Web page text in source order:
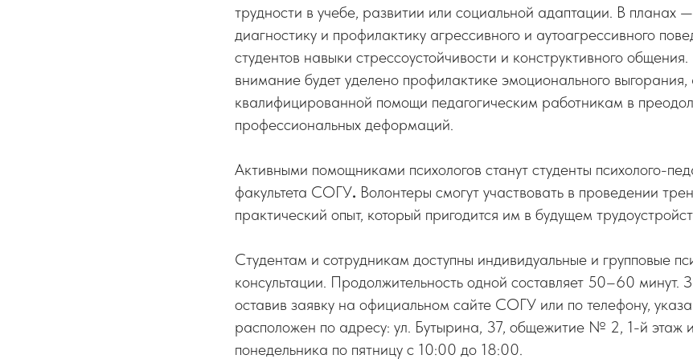
трудности в учебе, развитии или социальной адаптации. В планах
диагностику и профилактику агрессивного и аутоагрессивного
студентов навыки стрессоустойчивости и конструктивного
внимание будет уделено профилактике эмоционального
квалифицированной помощи педагогическим работникам в
профессиональных деформаций.
Активными помощниками психологов станут студенты психолого-
факультета СОГУ. Волонтеры смогут участвовать в проведении
практический опыт, который пригодится им в будущем
Студентам и сотрудникам доступны индивидуальные и групповые
консультации. Продолжительность одной составляет 50–60 минут.
оставив заявку на официальном сайте СОГУ или по телефону,
расположен по адресу: ул. Бутырина, 37, общежитие № 2, 1-й этаж
понедельника по пятницу с 10:00 до 18:00.